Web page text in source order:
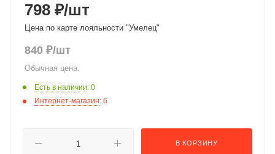
798 ₽/шт
Цена по карте лояльности "Умелец"
840 ₽/шт
Обычная цена.
Есть в наличии: 0
Интернет-магазин: 6
В КОРЗИНУ
Подробнее
об оплате Плайтом
Остались вопросы?
8 800 302-02-51